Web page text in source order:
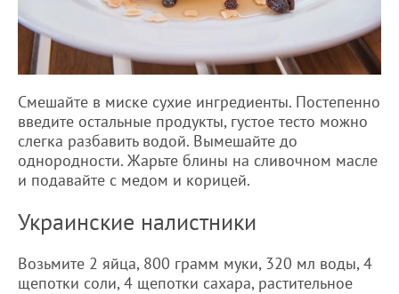
Смешайте в миске сухие ингредиенты. Постепенно
введите остальные продукты, густое тесто можно
слегка разбавить водой. Вымешайте до
однородности. Жарьте блины на сливочном масле
и подавайте с медом и корицей.
Украинские налистники
Возьмите 2 яйца, 800 грамм муки, 320 мл воды, 4
щепотки соли, 4 щепотки сахара, растительное